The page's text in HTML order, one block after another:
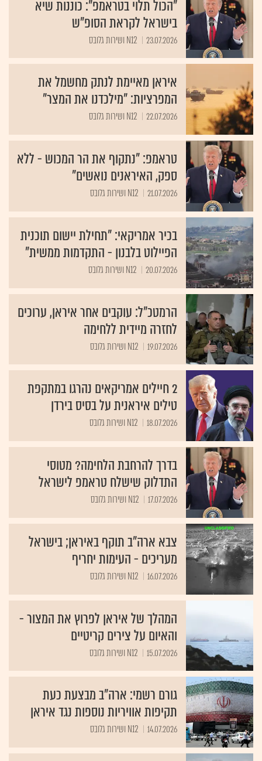
"הכול תלוי בטראמפ": כוננות שיא
בישראל לקראת הסופ"ש
23.07.2026 N12 ושירות גלובס
איראן מאיימת לנתק מחשמל את
המפרציות: "מילכדנו את המצר"
22.07.2026 N12 ושירות גלובס
טראמפ: "נתקוף את הר המכוש - ללא
ספק, האיראנים נואשים"
21.07.2026 N12 ושירות גלובס
בכיר אמריקאי: "תחילת יישום תוכנית
הפיילוט בלבנון - התקדמות ממשית"
20.07.2026 N12 ושירות גלובס
הרמטכ"ל: עוקבים אחר איראן, ערוכים
לחזרה מיידית ללחימה
19.07.2026 N12 ושירות גלובס
2 חיילים אמריקאים נהרגו במתקפת
טילים איראנית על בסיס בירדן
18.07.2026 N12 ושירות גלובס
בדרך להרחבת הלחימה? מטוסי
התדלוק שישלח טראמפ לישראל
17.07.2026 N12 ושירות גלובס
צבא ארה"ב תוקף באיראן; בישראל
מעריכים - העימות יחריף
16.07.2026 N12 ושירות גלובס
המהלך של איראן לפרוץ את המצור -
והאיום על צירים קריטיים
15.07.2026 N12 ושירות גלובס
גורם רשמי: ארה"ב מבצעת כעת
תקיפות אוויריות נוספות נגד איראן
14.07.2026 N12 ושירות גלובס